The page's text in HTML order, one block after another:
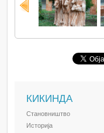
КИКИНДА
Становништво
Историја